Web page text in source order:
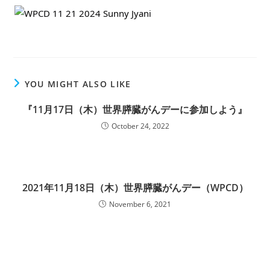
YOU MIGHT ALSO LIKE
『11月17日（木）世界膵臓がんデーに参加しよう』
October 24, 2022
2021年11月18日（木）世界膵臓がんデー（WPCD）
November 6, 2021